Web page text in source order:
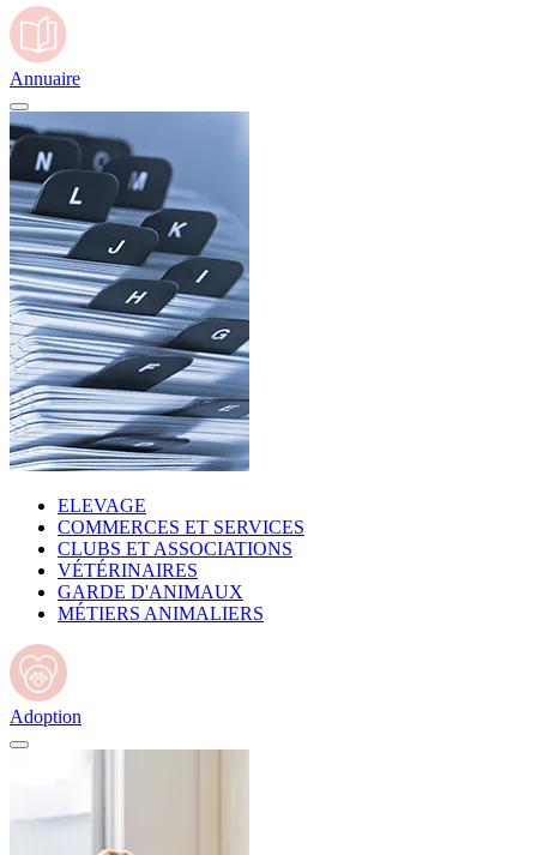
Annuaire
ELEVAGE
COMMERCES ET SERVICES
CLUBS ET ASSOCIATIONS
VÉTÉRINAIRES
GARDE D'ANIMAUX
MÉTIERS ANIMALIERS
Adoption